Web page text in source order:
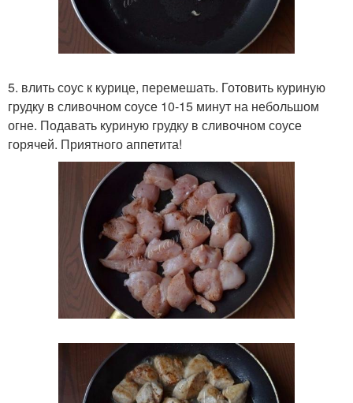
5. влить соус к курице, перемешать. Готовить куриную
грудку в сливочном соусе 10-15 минут на небольшом
огне. Подавать куриную грудку в сливочном соусе
горячей. Приятного аппетита!